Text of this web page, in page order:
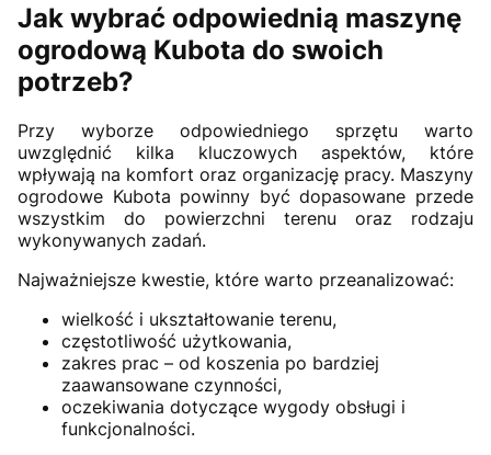
Jak wybrać odpowiednią maszynę
ogrodową Kubota do swoich
potrzeb?
Przy wyborze odpowiedniego sprzętu warto
uwzględnić kilka kluczowych aspektów, które
wpływają na komfort oraz organizację pracy. Maszyny
ogrodowe Kubota powinny być dopasowane przede
wszystkim do powierzchni terenu oraz rodzaju
wykonywanych zadań.
Najważniejsze kwestie, które warto przeanalizować:
wielkość i ukształtowanie terenu,
częstotliwość użytkowania,
zakres prac – od koszenia po bardziej
zaawansowane czynności,
oczekiwania dotyczące wygody obsługi i
funkcjonalności.